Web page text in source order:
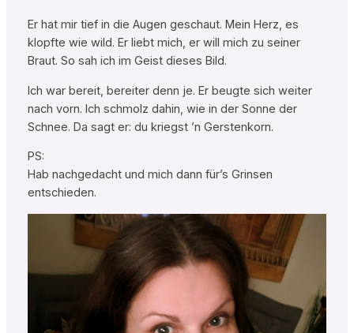
Er hat mir tief in die Augen geschaut. Mein Herz, es
klopfte wie wild. Er liebt mich, er will mich zu seiner
Braut. So sah ich im Geist dieses Bild.
Ich war bereit, bereiter denn je. Er beugte sich weiter
nach vorn. Ich schmolz dahin, wie in der Sonne der
Schnee. Da sagt er: du kriegst ’n Gerstenkorn.
PS:
Hab nachgedacht und mich dann für’s Grinsen
entschieden.